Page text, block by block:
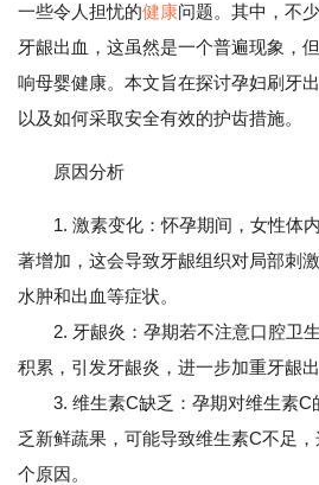
一些令人担忧的健康问题。其中，不
牙龈出血，这虽然是一个普遍现象，
响母婴健康。本文旨在探讨孕妇刷牙
以及如何采取安全有效的护齿措施。
原因分析
1. 激素变化：怀孕期间，女性体
著增加，这会导致牙龈组织对局部刺
水肿和出血等症状。
2. 牙龈炎：孕期若不注意口腔卫
积累，引发牙龈炎，进一步加重牙龈出
3. 维生素C缺乏：孕期对维生素C
乏新鲜蔬果，可能导致维生素C不足
个原因。